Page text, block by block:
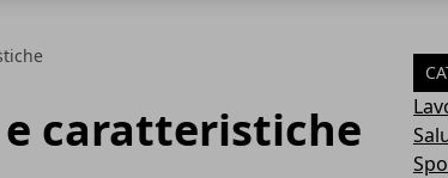
caratteristiche